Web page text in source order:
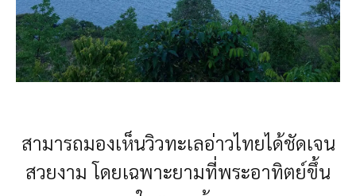
สามารถมองเห็นวิวทะเลอ่าวไทยได้ชัดเจน
สวยงาม โดยเฉพาะยามที่พระอาทิตย์ขึ้น